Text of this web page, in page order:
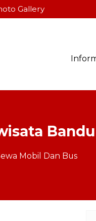
Gallery
Mobil Dan Bus